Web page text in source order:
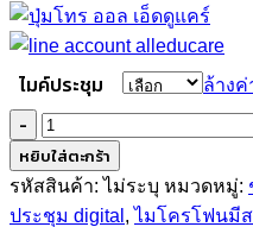
ไมค์ประชุม ล้างค่
จำนวน
ITC
TS-
0308
หยิบใส่ตะกร้า
รหัสสินค้า:ไม่ระบุ หมวดหมู่:
ประชุม digital ,ไมโครโฟนมี